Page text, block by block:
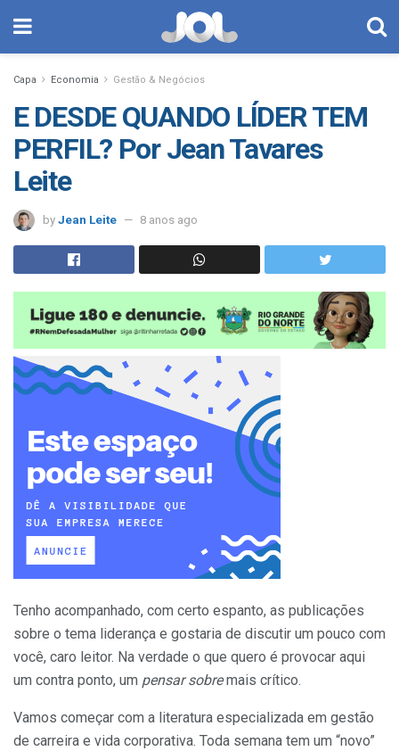
Capa Economia Gestão & Negócios
E DESDE QUANDO LÍDER TEM
PERFIL? Por Jean Tavares
Leite
by Jean Leite 8 anos ago
Tenho acompanhado, com certo espanto, as publicações
sobre o tema liderança e gostaria de discutir um pouco com
você, caro leitor. Na verdade o que quero é provocar aqui
um contra ponto, um pensar sobremais crítico.
Vamos começar com a literatura especializada em gestão
de carreira e vida corporativa. Toda semana tem um “novo”